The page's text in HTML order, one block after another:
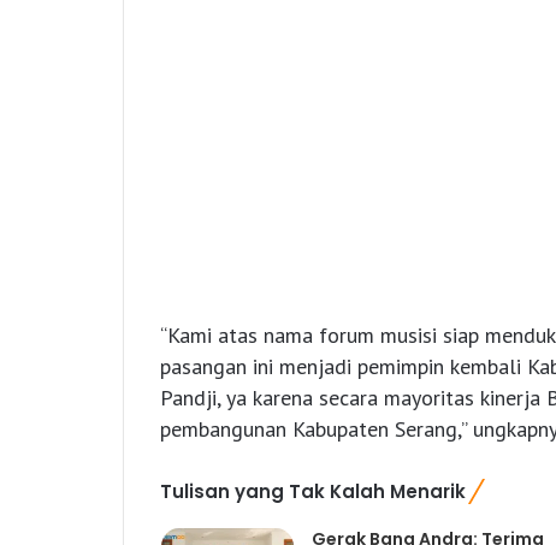
“Kami atas nama forum musisi siap
pasangan ini menjadi pemimpin kembali
Pandji, ya karena secara mayoritas
pembangunan Kabupaten Serang,”
Tulisan yang Tak Kalah Menarik
Gerak Bang Andra: Terima